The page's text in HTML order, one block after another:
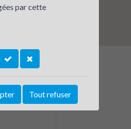
par cette
Tout refuser